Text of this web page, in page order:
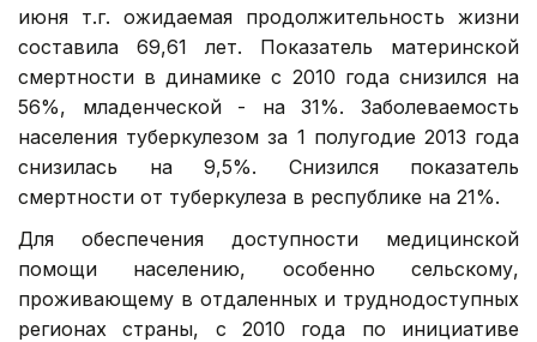
июня т.г. ожидаемая продолжительность жизни
составила 69,61 лет. Показатель материнской
смертности в динамике с 2010 года снизился на
56%, младенческой - на 31%. Заболеваемость
населения туберкулезом за 1 полугодие 2013 года
снизилась на 9,5%. Снизился показатель
смертности от туберкулеза в республике на 21%.
Для обеспечения доступности медицинской
помощи населению, особенно сельскому,
проживающему в отдаленных и труднодоступных
регионах страны, с 2010 года по инициативе